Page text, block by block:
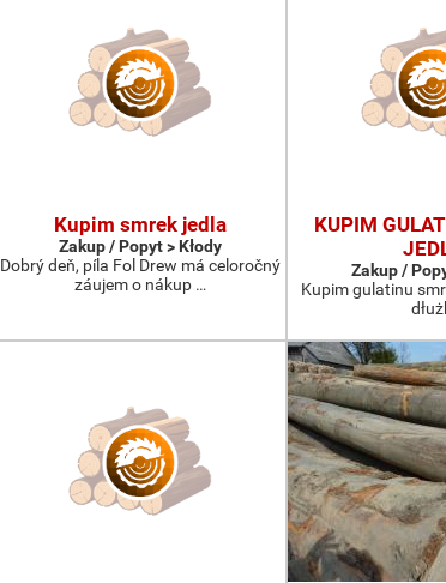
Kupim smrek jedla
Zakup / Popyt > Kłody
Dobrý deň, píla Fol Drew má celoročný
záujem o nákup …
KUPIM
Zakup /
Kupim gulatinu